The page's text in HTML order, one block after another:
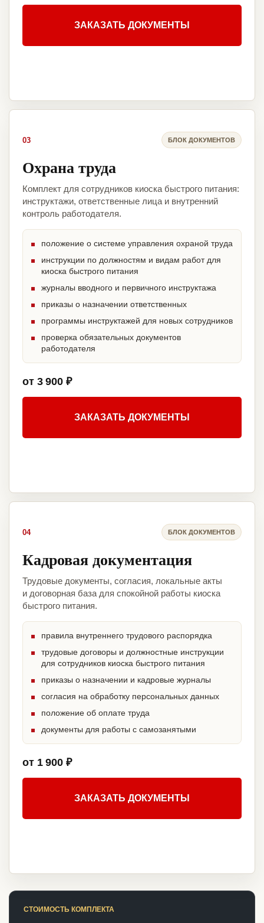
ЗАКАЗАТЬ ДОКУМЕНТЫ
03 БЛОК ДОКУМЕНТОВ
Охрана труда
Комплект для сотрудников киоска быстрого питания:
инструктажи, ответственные лица и внутренний
контроль работодателя.
положение о системе управления охраной труда
инструкции по должностям и видам работ для
киоска быстрого питания
журналы вводного и первичного инструктажа
приказы о назначении ответственных
программы инструктажей для новых сотрудников
проверка обязательных документов
работодателя
от 3 900 ₽
ЗАКАЗАТЬ ДОКУМЕНТЫ
04 БЛОК ДОКУМЕНТОВ
Кадровая документация
Трудовые документы, согласия, локальные акты
и договорная база для спокойной работы киоска
быстрого питания.
правила внутреннего трудового распорядка
трудовые договоры и должностные инструкции
для сотрудников киоска быстрого питания
приказы о назначении и кадровые журналы
согласия на обработку персональных данных
положение об оплате труда
документы для работы с самозанятыми
от 1 900 ₽
ЗАКАЗАТЬ ДОКУМЕНТЫ
СТОИМОСТЬ КОМПЛЕКТА